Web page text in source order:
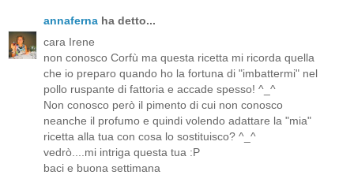
annaferna ha detto...
cara Irene
non conosco Corfù ma questa ricetta mi ricorda quella
che io preparo quando ho la fortuna di "imbattermi" nel
pollo ruspante di fattoria e accade spesso! ^_^
Non conosco però il pimento di cui non conosco
neanche il profumo e quindi volendo adattare la "mia"
ricetta alla tua con cosa lo sostituisco? ^_^
vedrò....mi intriga questa tua :P
baci e buona settimana